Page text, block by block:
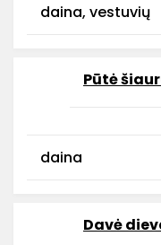
daina, vestuvių
Pūtė
daina
Davė